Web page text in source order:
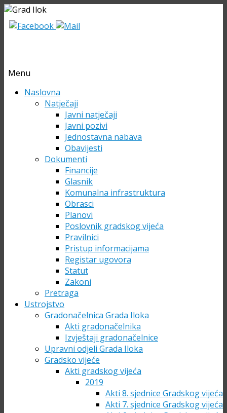
Menu
Skip Naslovna
Natječaji
Javni natječaji
Javni pozivi
Jednostavna nabava
Obavijesti
Dokumenti
Financije
Glasnik
Komunalna infrastruktura
Obrasci
Planovi
Poslovnik gradskog vijeća
Pravilnici
Pristup informacijama
Registar ugovora
Statut
Zakoni
Pretraga
Ustrojstvo
Gradonačelnica Grada Iloka
Akti gradonačelnika
Izvještaji gradonačelnice
Upravni odjeli Grada Iloka
Gradsko vijeće
Akti gradskog vijeća
2019
Akti 8. sjednice Gradskog vijeća
Akti 7. sjednice Gradskog vijeća